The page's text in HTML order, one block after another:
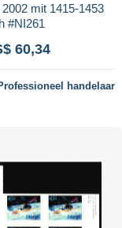
mit 1415-1453
#NI261
60,34
handelaar